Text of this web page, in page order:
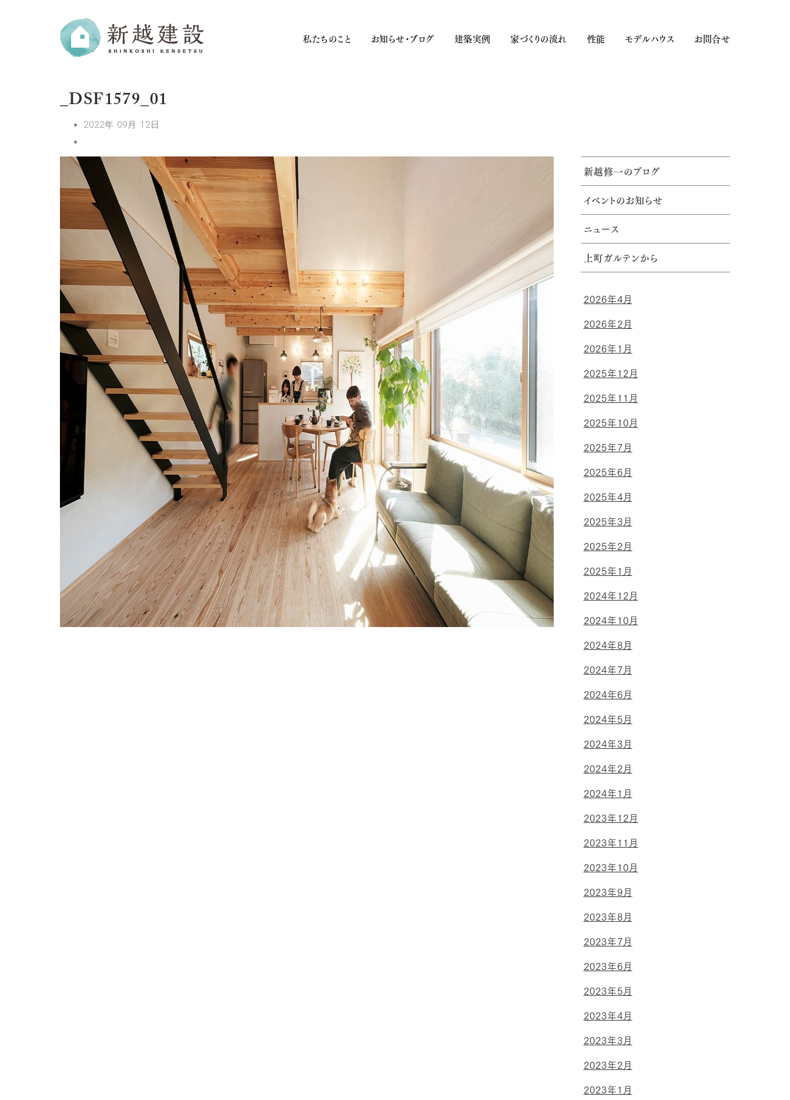
私たちのこと お知らせ・ブログ 建築実例 家づくりの流れ 性能 モデルハウス お問合せ
_DSF1579_01
2022年 09月 12日
新越修一のブログ
イベントのお知らせ
ニュース
上町ガルテンから
2026年4月
2026年2月
2026年1月
2025年12月
2025年11月
2025年10月
2025年7月
2025年6月
2025年4月
2025年3月
2025年2月
2025年1月
2024年12月
2024年10月
2024年8月
2024年7月
2024年6月
2024年5月
2024年3月
2024年2月
2024年1月
2023年12月
2023年11月
2023年10月
2023年9月
2023年8月
2023年7月
2023年6月
2023年5月
2023年4月
2023年3月
2023年2月
2023年1月